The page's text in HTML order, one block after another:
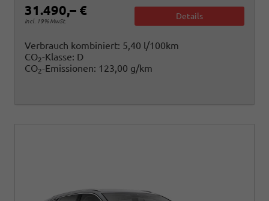
31.490,– €
incl. 19% MwSt.
Details
Verbrauch kombiniert: 5,40 l/100km
CO2-Klasse: D
CO2-Emissionen: 123,00 g/km